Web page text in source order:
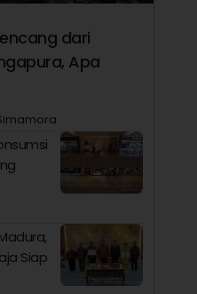
dari
Apa
Siap